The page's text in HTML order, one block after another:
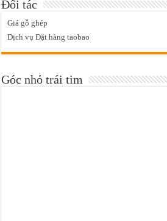
Đối tác
Giá gỗ ghép
Dịch vụ Đặt hàng taobao
Góc nhỏ trái tim